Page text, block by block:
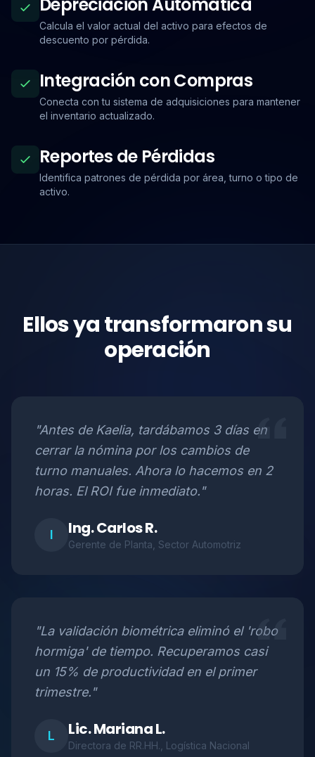
Calcula el valor actual del activo para efectos de
descuento por pérdida.
Integración con Compras
Conecta con tu sistema de adquisiciones para mantener
el inventario actualizado.
Reportes de Pérdidas
Identifica patrones de pérdida por área, turno o tipo de
activo.
Ellos ya transformaron su
operación
"Antes de Kaelia, tardábamos 3 días en
cerrar la nómina por los cambios de
turno manuales. Ahora lo hacemos en 2
horas. El ROI fue inmediato."
I Ing. Carlos R.
Gerente de Planta , Sector Automotriz
"La validación biométrica eliminó el 'robo
hormiga' de tiempo. Recuperamos casi
un 15% de productividad en el primer
trimestre."
L Lic. Mariana L.
Directora de RR.HH. , Logística Nacional